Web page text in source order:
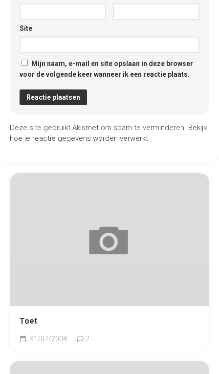
Site
Mijn naam, e-mail en site opslaan in deze browser
voor de volgende keer wanneer ik een reactie plaats.
Deze site gebruikt Akismet om spam te verminderen. Bekijk
hoe je reactie gegevens worden verwerkt.
Toet
31/07/2008 2